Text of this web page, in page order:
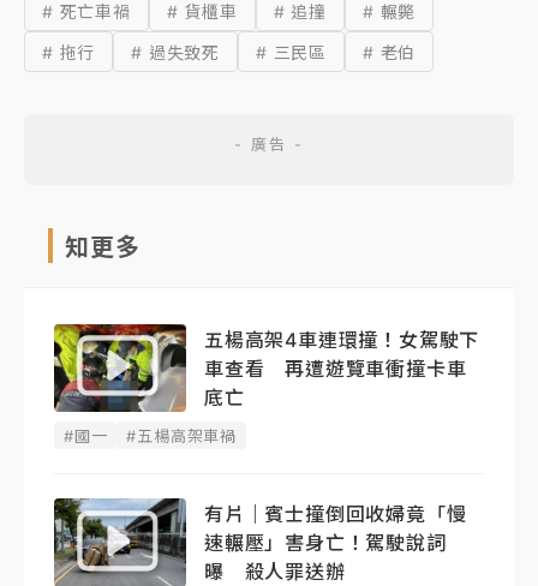
# 死亡車禍 # 貨櫃車 # 追撞
# 輾斃
# 拖行
# 過失致死 # 三民區 # 老伯
知更多
五楊高架4車連環撞！女駕駛下
車查看 再遭遊覽車衝撞卡車
底亡
#國一 #五楊高架車禍
有片｜賓士撞倒回收婦竟「慢
速輾壓」害身亡！駕駛說詞
曝 殺人罪送辦